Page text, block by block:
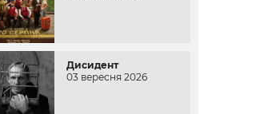
Дисидент
03 вересня 2026